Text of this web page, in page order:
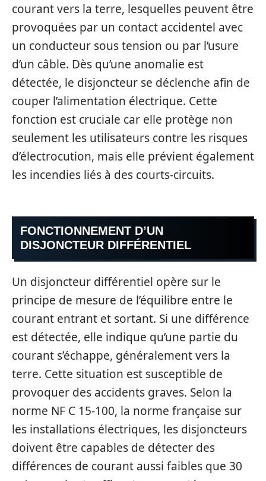
courant vers la terre, lesquelles peuvent être
provoquées par un contact accidentel avec
un conducteur sous tension ou par l’usure
d’un câble. Dès qu’une anomalie est
détectée, le disjoncteur se déclenche afin de
couper l’alimentation électrique. Cette
fonction est cruciale car elle protège non
seulement les utilisateurs contre les risques
d’électrocution, mais elle prévient également
les incendies liés à des courts-circuits.
FONCTIONNEMENT D’UN
DISJONCTEUR DIFFÉRENTIEL
Un disjoncteur différentiel opère sur le
principe de mesure de l’équilibre entre le
courant entrant et sortant. Si une différence
est détectée, elle indique qu’une partie du
courant s’échappe, généralement vers la
terre. Cette situation est susceptible de
provoquer des accidents graves. Selon la
norme NF C 15-100, la norme française sur
les installations électriques, les disjoncteurs
doivent être capables de détecter des
différences de courant aussi faibles que 30